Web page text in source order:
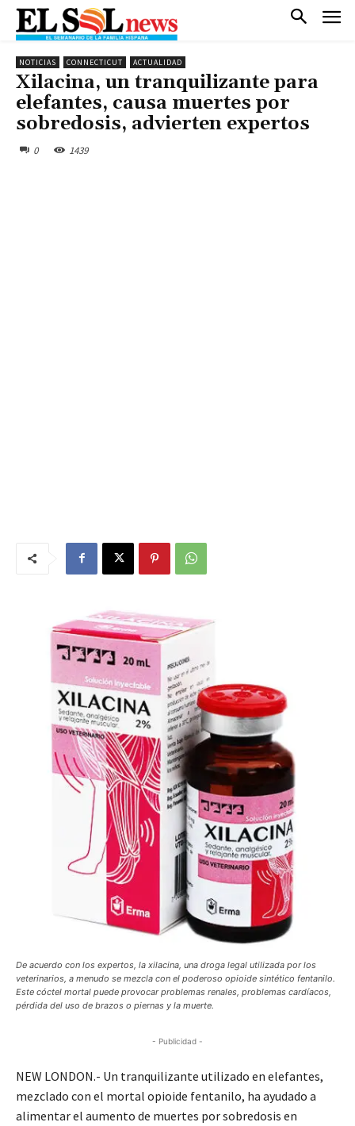
NOTICIAS CONNECTICUT ACTUALIDAD
Xilacina, un tranquilizante para
elefantes, causa muertes por
sobredosis, advierten expertos
0 1439
De acuerdo con los expertos, la xilacina, una droga legal utilizada por los
veterinarios, a menudo se mezcla con el poderoso opioide sintético fentanilo.
Este cóctel mortal puede provocar problemas renales, problemas cardíacos,
pérdida del uso de brazos o piernas y la muerte.
- Publicidad -
NEW LONDON.- Un tranquilizante utilizado en elefantes,
mezclado con el mortal opioide fentanilo, ha ayudado a
alimentar el aumento de muertes por sobredosis en